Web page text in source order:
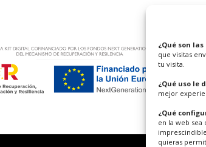
¿Qué son las
que visitas
tu visita.
¿Qué uso le
mejor
¿Qué
en la web sea
quieras